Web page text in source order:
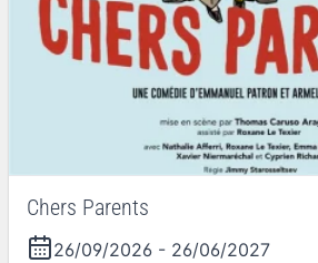
Chers Parents
26/09/2026 - 26/06/2027